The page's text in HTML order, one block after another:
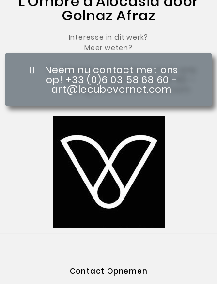
Golnaz Afraz
Interesse in dit werk?
Meer weten?
Neem nu contact met ons
op! +33 (0)6 03 58 68 60 -
art@lecubevernet.com
Contact Opnemen